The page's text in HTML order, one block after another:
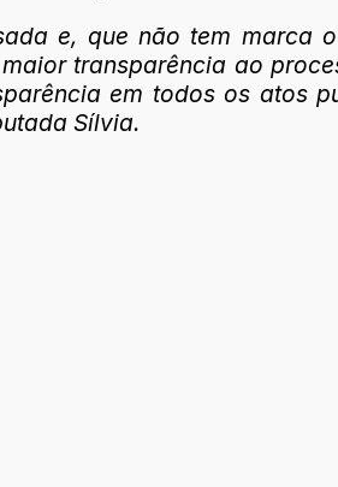
e, que não tem marca
transparência ao
em todos os atos
Sílvia.